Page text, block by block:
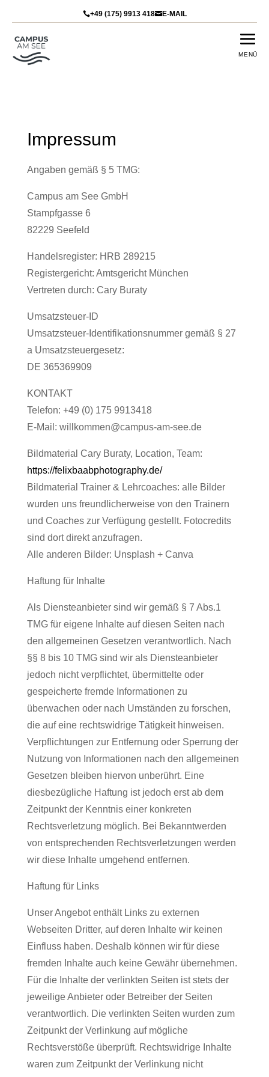
+49 (175) 9913 418E-MAIL
Impressum
Angaben gemäß § 5 TMG:
Campus am See GmbH
Stampfgasse 6
82229 Seefeld
Handelsregister: HRB 289215
Registergericht: Amtsgericht München
Vertreten durch: Cary Buraty
Umsatzsteuer-ID
Umsatzsteuer-Identifikationsnummer gemäß § 27
a Umsatzsteuergesetz:
DE 365369909
KONTAKT
Telefon: +49 (0) 175 9913418
E-Mail: willkommen@campus-am-see.de
Bildmaterial Cary Buraty, Location, Team:
https://felixbaabphotography.de/
Bildmaterial Trainer & Lehrcoaches: alle Bilder
wurden uns freundlicherweise von den Trainern
und Coaches zur Verfügung gestellt. Fotocredits
sind dort direkt anzufragen.
Alle anderen Bilder: Unsplash + Canva
Haftung für Inhalte
Als Diensteanbieter sind wir gemäß § 7 Abs.1
TMG für eigene Inhalte auf diesen Seiten nach
den allgemeinen Gesetzen verantwortlich. Nach
§§ 8 bis 10 TMG sind wir als Diensteanbieter
jedoch nicht verpflichtet, übermittelte oder
gespeicherte fremde Informationen zu
überwachen oder nach Umständen zu forschen,
die auf eine rechtswidrige Tätigkeit hinweisen.
Verpflichtungen zur Entfernung oder Sperrung der
Nutzung von Informationen nach den allgemeinen
Gesetzen bleiben hiervon unberührt. Eine
diesbezügliche Haftung ist jedoch erst ab dem
Zeitpunkt der Kenntnis einer konkreten
Rechtsverletzung möglich. Bei Bekanntwerden
von entsprechenden Rechtsverletzungen werden
wir diese Inhalte umgehend entfernen.
Haftung für Links
Unser Angebot enthält Links zu externen
Webseiten Dritter, auf deren Inhalte wir keinen
Einfluss haben. Deshalb können wir für diese
fremden Inhalte auch keine Gewähr übernehmen.
Für die Inhalte der verlinkten Seiten ist stets der
jeweilige Anbieter oder Betreiber der Seiten
verantwortlich. Die verlinkten Seiten wurden zum
Zeitpunkt der Verlinkung auf mögliche
Rechtsverstöße überprüft. Rechtswidrige Inhalte
waren zum Zeitpunkt der Verlinkung nicht